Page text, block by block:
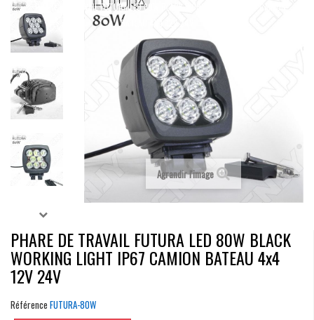
PHARE DE TRAVAIL FUTURA LED 80W BLACK WORKING LIGHT IP67 CAMION
BATEAU 4X4 12V 24V
Agrandir l'image
PHARE DE TRAVAIL FUTURA LED 80W BLACK
WORKING LIGHT IP67 CAMION BATEAU 4x4
12V 24V
Référence FUTURA-80W